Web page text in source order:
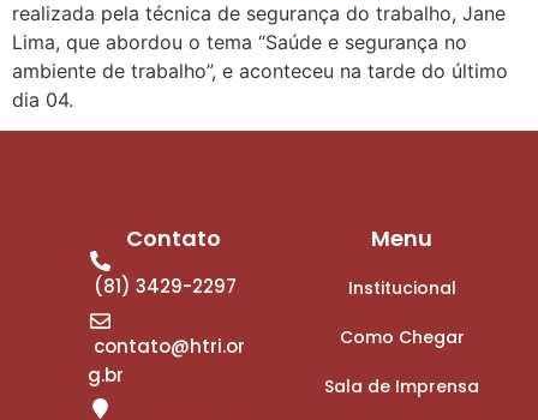
realizada pela técnica de segurança do trabalho, Jane
Lima, que abordou o tema “Saúde e segurança no
ambiente de trabalho”, e aconteceu na tarde do último
dia 04.
Contato
(81) 3429-2297
contato@htri.or
g.br
Menu
Institucional
Como Chegar
Sala de Imprensa